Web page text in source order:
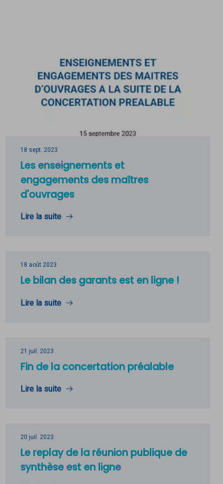
18 sept. 2023
Les enseignements et
engagements des maîtres
d'ouvrages
Lire la suite
18 août 2023
Le bilan des garants est en ligne !
Lire la suite
21 juil. 2023
Fin de la concertation préalable
Lire la suite
20 juil. 2023
Le replay de la réunion publique de
synthèse est en ligne